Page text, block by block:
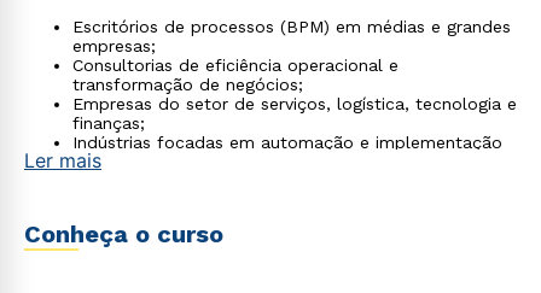
Escritórios de processos (BPM) em médias e grandes
empresas;
Consultorias de eficiência operacional e
transformação de negócios;
Empresas do setor de serviços, logística, tecnologia e
finanças;
Indústrias focadas em automação e implementação
de fluxos de trabalho.
Ler mais
Conheça o curso